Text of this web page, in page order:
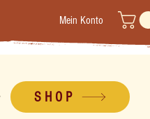
Mein Konto
SHOP